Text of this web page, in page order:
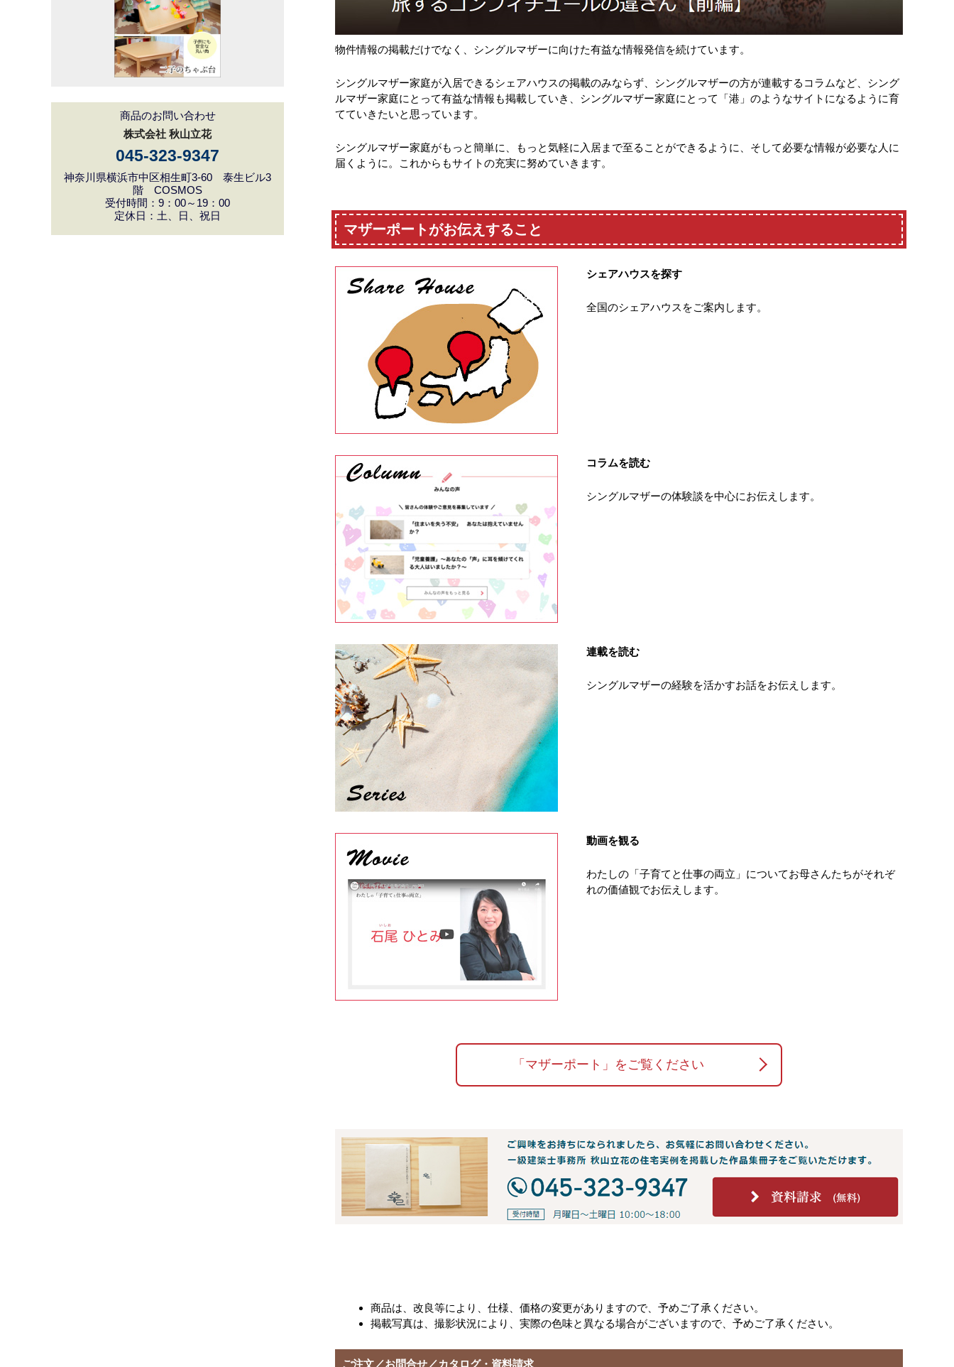
商品のお問い合わせ
株式会社 秋山立花
045-323-9347
神奈川県横浜市中区相生町3-60 泰生ビル3
階 COSMOS
受付時間：9：00～19：00
定休日：土、日、祝日
物件情報の掲載だけでなく、シングルマザーに向けた有益な情報発信を続けています。
シングルマザー家庭が入居できるシェアハウスの掲載のみならず、シングルマザーの方が連載するコラムなど、シング
ルマザー家庭にとって有益な情報も掲載していき、シングルマザー家庭にとって「港」のようなサイトになるように育
てていきたいと思っています。
シングルマザー家庭がもっと簡単に、もっと気軽に入居まで至ることができるように、そして必要な情報が必要な人に
届くように。これからもサイトの充実に努めていきます。
マザーポートがお伝えすること
シェアハウスを探す
全国のシェアハウスをご案内します。
コラムを読む
シングルマザーの体験談を中心にお伝えします。
連載を読む
シングルマザーの経験を活かすお話をお伝えします。
動画を観る
わたしの「子育てと仕事の両立」についてお母さんたちがそれぞ
れの価値観でお伝えします。
「マザーポート」をご覧ください
商品は、改良等により、仕様、価格の変更がありますので、予めご了承ください。
掲載写真は、撮影状況により、実際の色味と異なる場合がございますので、予めご了承ください。
ご注文／お問合せ／カタログ・資料請求